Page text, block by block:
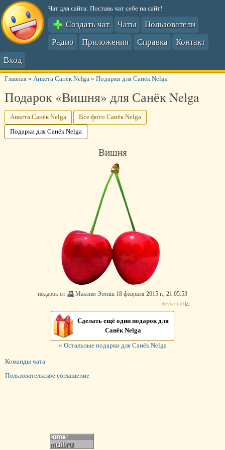
Чат для сайта: Поставь чат себе на сайт!
Создать чат Чаты
Пользователи
Радио
Приложения Справка
Контакт
Вход
Главная» Анкета Санёк Nelga» Подарки для Санёк Nelga
Подарок «Вишня» для Санёк Nelga
Анкета Санёк Nelga Все фото Санёк Nelga
Подарки для Санёк Nelga
Вишня
подарок от Максим Энтиш 18 февраля 2015 г., 21:05:53
deviantart
Сделать ещё один подарок для
Санёк Nelga
« Остальные подарки для Санёк Nelga
Команды чата
Пользовательское соглашение